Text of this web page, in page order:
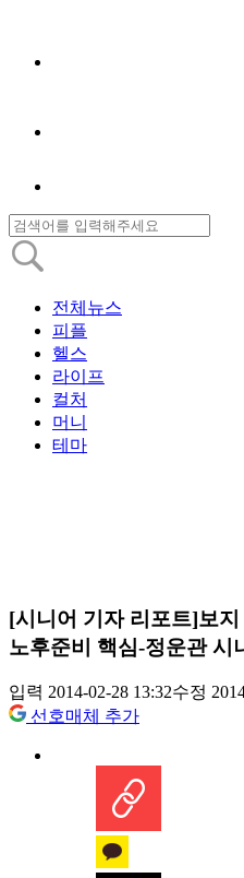
전체뉴스
피플
헬스
라이프
컬처
머니
테마
[시니어 기자 리포트]보
노후준비 핵심-정운관 시
입력 2014-02-28 13:32수정
선호매체 추가